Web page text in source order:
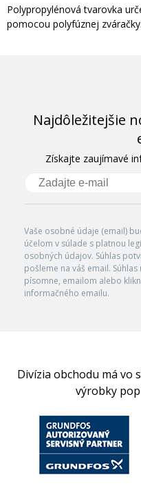
Polypropylénová tvarovka
pomocou polyfúznej zváračky.
Najdôležitejšie
Získajte zaujímavé
Vaše osobné údaje (email)
účelom v súlade s platnou
osobných údajov. Súhlas
pošleme na váš email.
písomne, emailom alebo
informačného emailu.
Divízia obchodu má vo
výrobky